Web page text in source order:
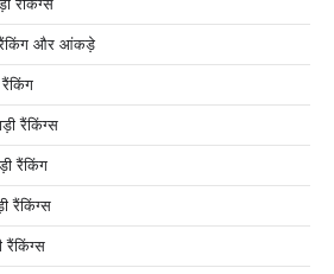
रैंकिंग और आंकड़े
रैंकिंग
रैंकिंग्स
रैंकिंग
रैंकिंग्स
रैंकिंग्स